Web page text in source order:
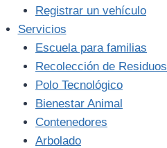
Registrar un vehículo
Servicios
Escuela para familias
Recolección de Residuos
Polo Tecnológico
Bienestar Animal
Contenedores
Arbolado